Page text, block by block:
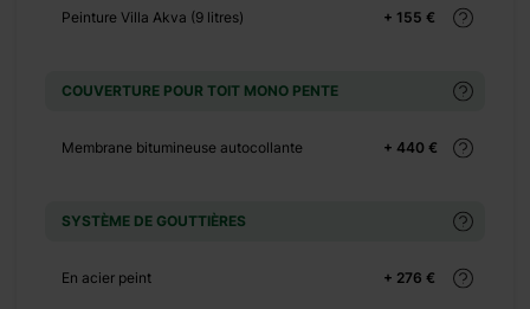
+ 155 €
Peinture Villa Akva (9 litres)
COUVERTURE POUR TOIT MONO PENTE
+ 440 €
Membrane bitumineuse autocollante
SYSTÈME DE GOUTTIÈRES
+ 276 €
En acier peint
+ 825 €